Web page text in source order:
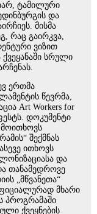
ტამილური
და
მისმა
რაც გაირკვა,
ვიზით
სრული
ერთმა
წევრმა,
Art Workers for
დოკუმენტი
შექმნას
ითხოვს
და
თანამედროვე
„მწვანეთა“
მხარი
პროგრამაში
ქვეყნების